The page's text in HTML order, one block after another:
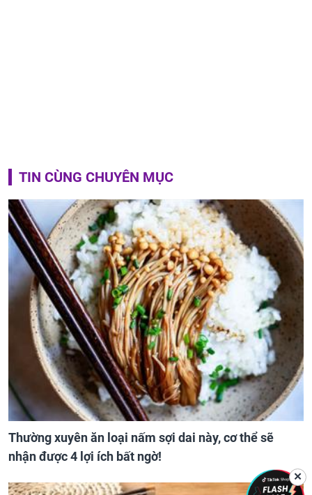
TIN CÙNG CHUYÊN MỤC
Thường xuyên ăn loại nấm sợi dai này, cơ thể sẽ
nhận được 4 lợi ích bất ngờ!
✕